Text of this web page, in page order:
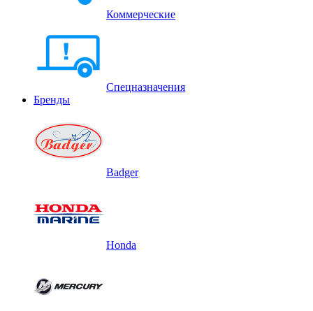
Коммерческие
Спецназначения
Бренды
Badger
Honda